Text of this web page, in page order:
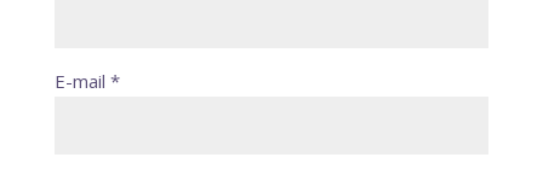
E-mail *